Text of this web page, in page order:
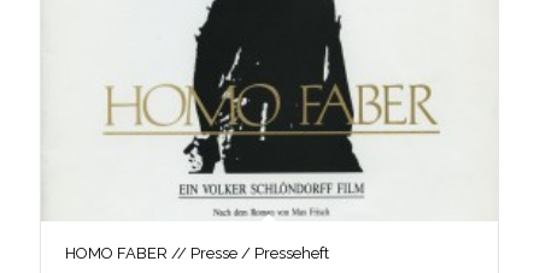
HOMO FABER // Presse / Presseheft